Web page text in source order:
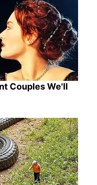
Couples We'll